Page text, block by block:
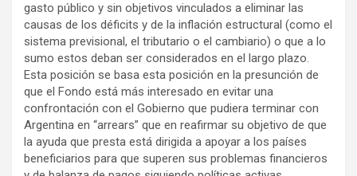
gasto público y sin objetivos vinculados a eliminar las
causas de los déficits y de la inflación estructural (como el
sistema previsional, el tributario o el cambiario) o que a lo
sumo estos deban ser considerados en el largo plazo.
Esta posición se basa esta posición en la presunción de
que el Fondo está más interesado en evitar una
confrontación con el Gobierno que pudiera terminar con
Argentina en “arrears” que en reafirmar su objetivo de que
la ayuda que presta está dirigida a apoyar a los países
beneficiarios para que superen sus problemas financieros